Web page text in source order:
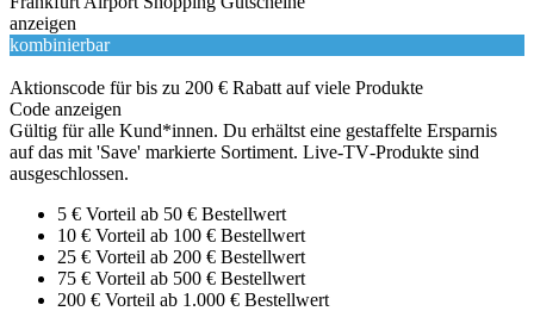
anzeigen
kombinierbar
Aktionscode für bis zu 200 € Rabatt auf viele Produkte
Code anzeigen
Gültig für alle Kund*innen. Du erhältst eine gestaffelte Ersparnis
auf das mit 'Save' markierte Sortiment. Live‑TV‑Produkte sind
ausgeschlossen.
5 € Vorteil ab 50 € Bestellwert
10 € Vorteil ab 100 € Bestellwert
25 € Vorteil ab 200 € Bestellwert
75 € Vorteil ab 500 € Bestellwert
200 € Vorteil ab 1.000 € Bestellwert